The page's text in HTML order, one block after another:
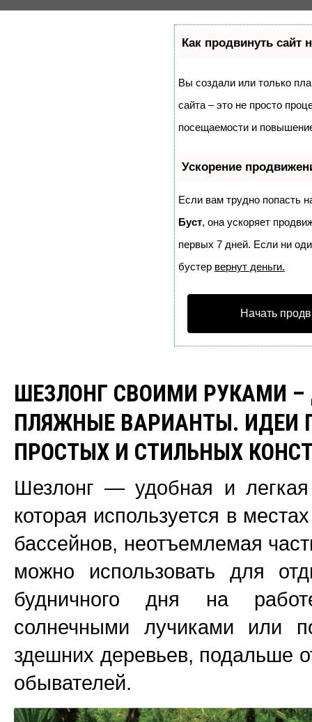
Как продвинуть сайт
Вы создали или только
сайта – это не просто
посещаемости и
Ускорение
Если вам трудно попасть
Буст, она ускоряет
первых 7 дней. Если ни
бустер вернут деньги.
Начать
ШЕЗЛОНГ СВОИМИ РУКАМИ
ПЛЯЖНЫЕ ВАРИАНТЫ. ИДЕИ
ПРОСТЫХ И СТИЛЬНЫХ
Шезлонг — удобная и легкая
которая используется в
бассейнов, неотъемлемая
можно использовать для
будничного дня на
солнечными лучиками или
здешних деревьев, подальше
обывателей.